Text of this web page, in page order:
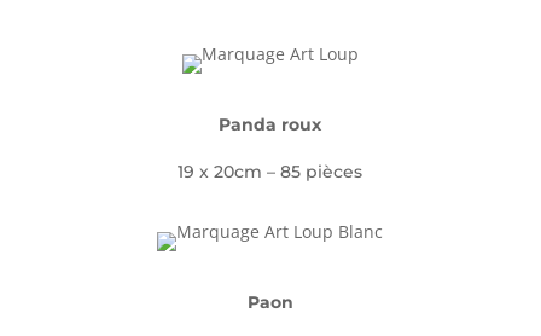
Panda roux
19 x 20cm – 85 pièces
Paon